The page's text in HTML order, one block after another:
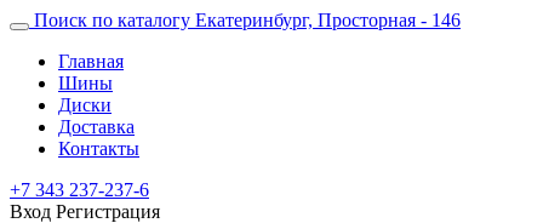
Поиск по каталогу Екатеринбург, Просторная - 146
Главная
Шины
Диски
Доставка
Контакты
+7 343 237-237-6
Вход Регистрация